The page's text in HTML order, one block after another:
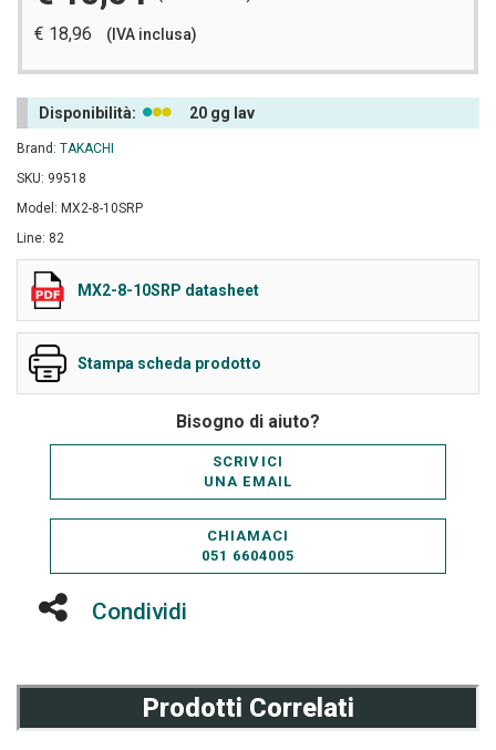
€ 18,96 (IVA inclusa)
Disponibilità: 20 gg lav
Brand: TAKACHI
SKU: 99518
Model: MX2-8-10SRP
Line: 82
MX2-8-10SRP datasheet
Stampa scheda prodotto
Bisogno di aiuto?
SCRIVICI
UNA EMAIL
CHIAMACI
051 6604005
Condividi
Prodotti Correlati